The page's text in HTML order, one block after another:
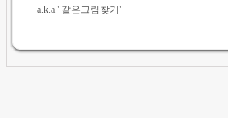
a.k.a "같은그림찾기"